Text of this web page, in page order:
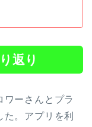
返り
ワーさんとプラ
。アプリを利